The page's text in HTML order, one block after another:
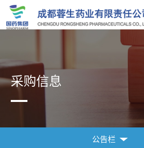
采购信息
公告栏